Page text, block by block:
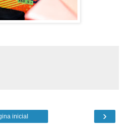
›
inicial